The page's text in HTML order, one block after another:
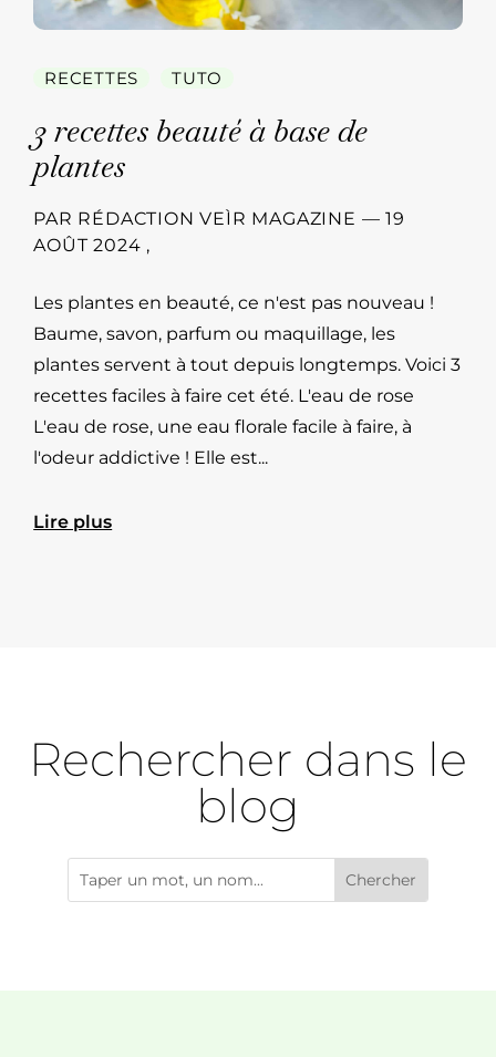
RECETTES TUTO
3 recettes beauté à base de
plantes
PAR RÉDACTION VEÌR MAGAZINE —19
AOÛT 2024 ,
Les plantes en beauté, ce n'est pas nouveau !
Baume, savon, parfum ou maquillage, les
plantes servent à tout depuis longtemps. Voici 3
recettes faciles à faire cet été. L'eau de rose
L'eau de rose, une eau florale facile à faire, à
l'odeur addictive ! Elle est...
Lire plus
Rechercher dans le
blog